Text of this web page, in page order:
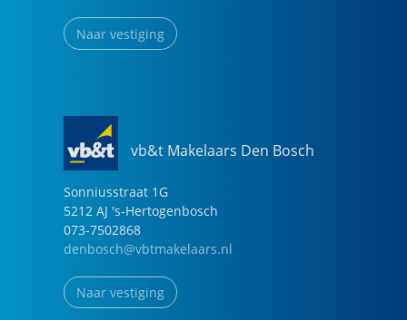
Naar vestiging
vb&t Makelaars Den Bosch
Sonniusstraat 1G
5212 AJ 's-Hertogenbosch
073-7502868
denbosch@vbtmakelaars.nl
Naar vestiging